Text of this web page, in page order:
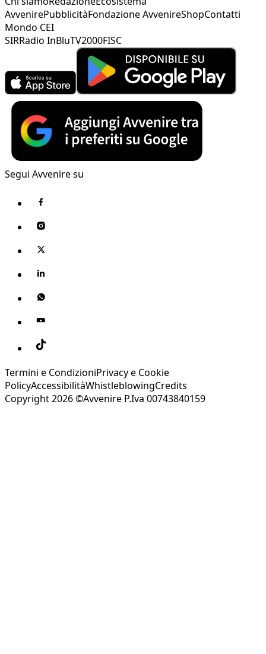
AvvenirePubblicitàFondazione AvvenireShopContatti
Mondo CEI
SIRRadio InBluTV2000FISC
Segui Avvenire su
Termini e CondizioniPrivacy e Cookie
PolicyAccessibilitàWhistleblowingCredits
Copyright 2026 ©Avvenire P.Iva 00743840159